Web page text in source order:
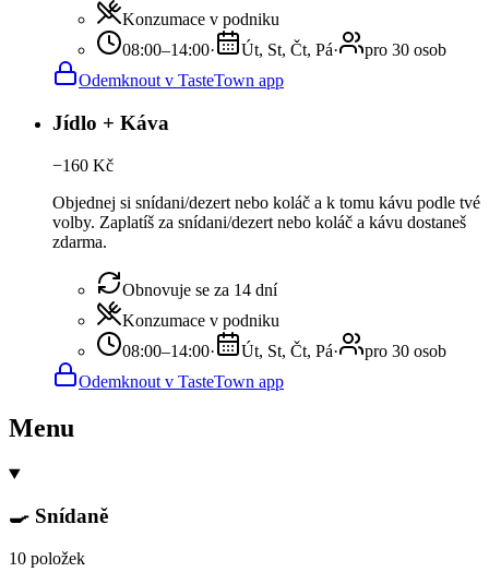
Konzumace v podniku
08:00–14:00· Út, St, Čt, Pá·
pro 30 osob
Odemknout v TasteTown app
Jídlo + Káva
−160 Kč
Objednej si snídani/dezert nebo koláč a k tomu kávu podle tvé
volby. Zaplatíš za snídani/dezert nebo koláč a kávu dostaneš
zdarma.
Obnovuje se za 14 dní
Konzumace v podniku
08:00–14:00· Út, St, Čt, Pá·
pro 30 osob
Odemknout v TasteTown app
Menu
🍳 Snídaně
10 položek